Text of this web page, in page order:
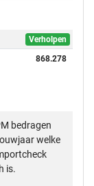
Verholpen
868.278
bedragen
welke
is.